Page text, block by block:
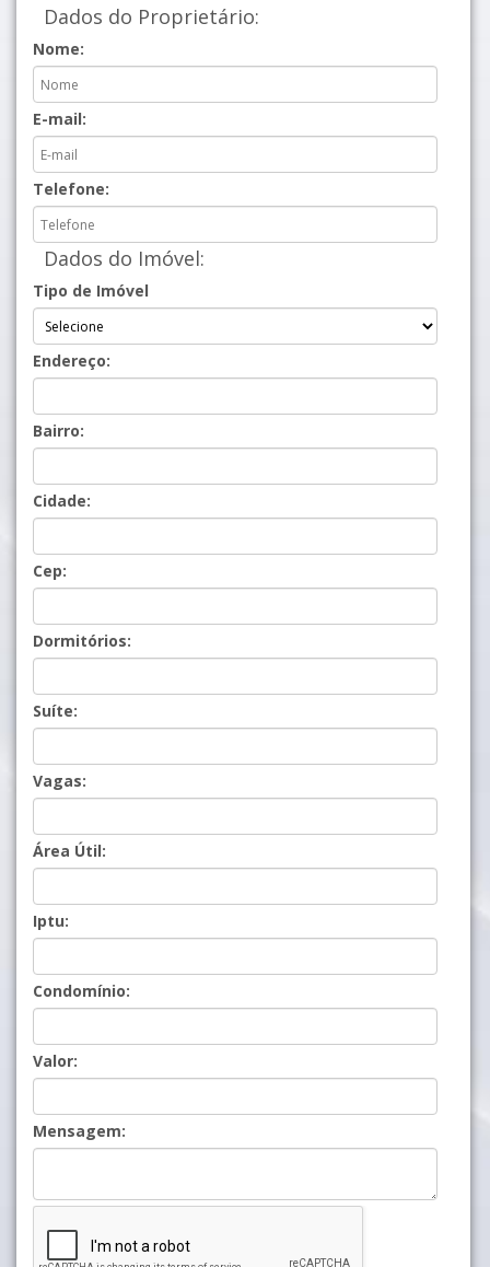
Dados do Proprietário:
Nome:
E-mail:
Telefone:
Dados do Imóvel:
Tipo de Imóvel
Endereço:
Bairro:
Cidade:
Cep:
Dormitórios:
Suíte:
Vagas:
Área Útil:
Iptu:
Condomínio:
Valor:
Mensagem: